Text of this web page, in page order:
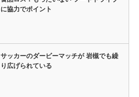
に協力でポイント
サッカーのダービーマッチが 岩槻でも繰
り広げられている